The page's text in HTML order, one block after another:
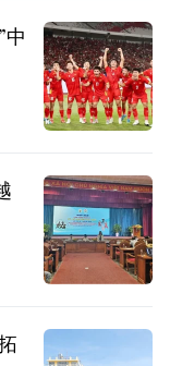
中